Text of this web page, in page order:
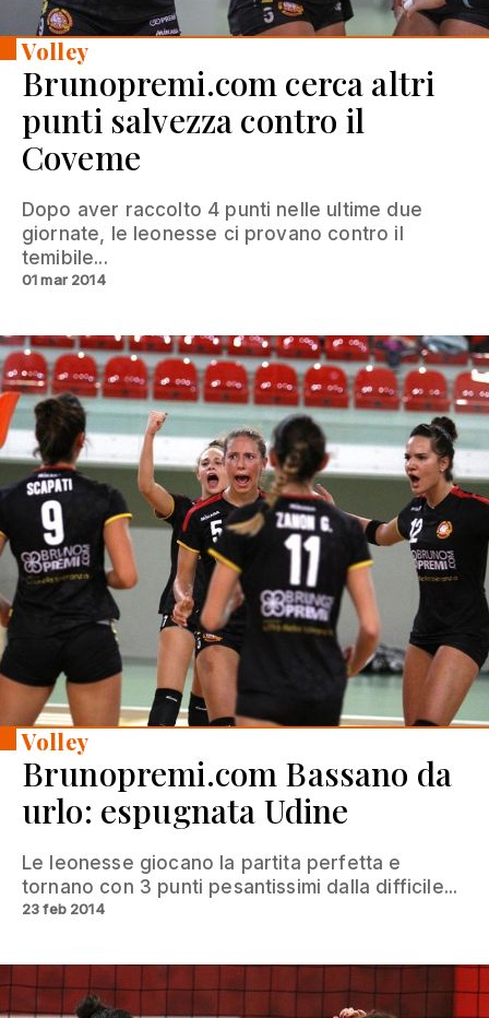
Volley
Brunopremi.com cerca altri
punti salvezza contro il
Coveme
Dopo aver raccolto 4 punti nelle ultime due
giornate, le leonesse ci provano contro il
temibile...
01 mar 2014
Volley
Brunopremi.com Bassano da
urlo: espugnata Udine
Le leonesse giocano la partita perfetta e
tornano con 3 punti pesantissimi dalla difficile...
23 feb 2014